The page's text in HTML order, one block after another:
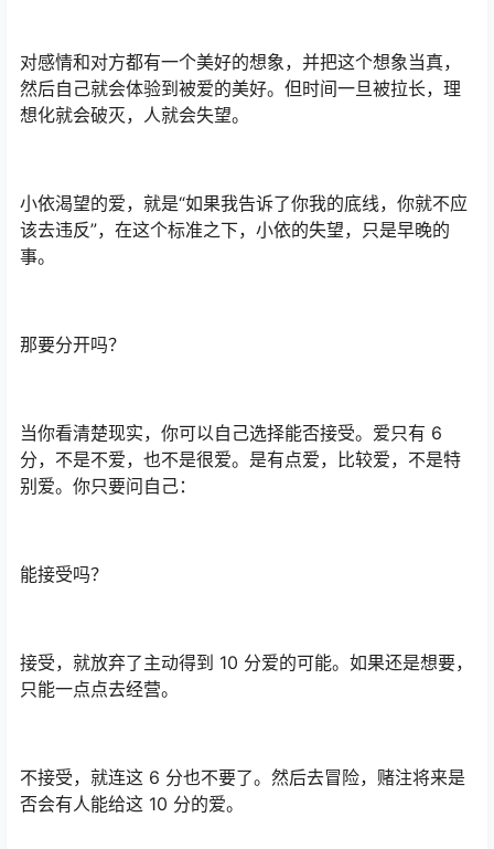
对感情和对方都有一个美好的想象，并把这个想象当真，
然后自己就会体验到被爱的美好。但时间一旦被拉长，理
想化就会破灭，人就会失望。
小依渴望的爱，就是“如果我告诉了你我的底线，你就不应
该去违反”，在这个标准之下，小依的失望，只是早晚的
事。
那要分开吗？
当你看清楚现实，你可以自己选择能否接受。爱只有 6
分，不是不爱，也不是很爱。是有点爱，比较爱，不是特
别爱。你只要问自己：
能接受吗？
接受，就放弃了主动得到 10 分爱的可能。如果还是想要，
只能一点点去经营。
不接受，就连这 6 分也不要了。然后去冒险，赌注将来是
否会有人能给这 10 分的爱。